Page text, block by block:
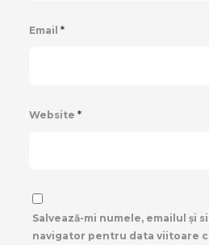
Email *
Website *
Salvează-mi numele, emailul și
navigator pentru data viitoare